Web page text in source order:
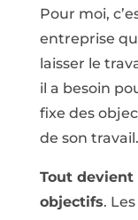
Pour moi,
entreprise
laisser le
il a besoin
fixe des
de son travail.
Tout devient
objectifs.